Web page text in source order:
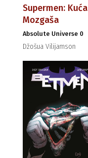
Supermen: Kuća
Mozgaša
Absolute Universe 0
Džošua Vilijamson